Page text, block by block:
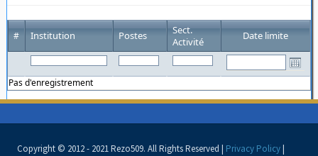
# Institution Postes
Sect.
Activité
Date limite
Pas d'enregistrement
Copyright © 2012 - 2021 Rezo509. All Rights Reserved | Privacy Policy|